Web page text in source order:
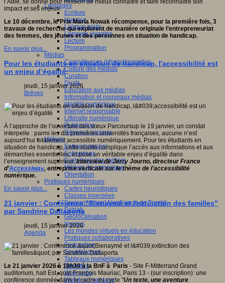
Langages
Ecriture
Humour
Langue orale
Langues vivantes
Lecture
Programmation
Médias
Compétences informationnelles
Culture des médias
Curation
Droits
Education aux médias
Information et nouveaux médias
Identité numérique
Internet responsable
Littératie numérique
Publication
Réseaux sociaux
Métiers
Entrepreneuriat
Entreprises
Evolutions des métiers
Métiers du numérique
Orientation
Pratiques numériques
Cartes heuristiques
Classes inversées
Environnement Numérique de Travail
Fablab
Géolocalisation
Images
Les mondes virtuels en éducation
Pratiques collaboratives
Podcasting
Smartphones
Tableaux numériques
Tablettes
Web radio
Webdocumentaire
l’Adie, se donne pour mission de mieux connaître et faire reconnaître son
impact et ses enjeux.
Le 10 décembre, le Prix Maria Nowak récompense, pour la première fois, 3
travaux de recherche qui explorent de manière originale l’entrepreneuriat
des femmes, des jeunes et des personnes en situation de handicap.
En savoir plus...
Pour les étudiants en situation de handicap, l'accessibilité est
un enjeu d’égalité
jeudi, 15 janvier 2026
Brèves
À l’approche de l’ouverture des vœux Parcoursup le 19 janvier, un constat
interpelle : parmi les dix premières universités françaises, aucune n’est
aujourd’hui totalement accessible numériquement. Pour les étudiants en
situation de handicap, cette réalité complique l’accès aux informations et aux
démarches essentielles, et pose un véritable enjeu d’égalité dans
l’enseignement supérieur. Interview de Jerry Journo, directeur France
d’Accessiway, entreprise verticale sur le thème de l'accessibilité
numérique.
En savoir plus...
21 janvier : Conférence "Bienaymé et l'extinction des familles"
par Sandrine Dallaporta
jeudi, 15 janvier 2026
Agenda
Le 21 janvier 2026 à 18h30 à la BnF à Paris - Site F-Mitterrand Grand
auditorium, hall Est, quai François Mauriac, Paris 13 - (sur inscription): une
conférence donnée dans le cadre du cycle "Un texte, une aventure